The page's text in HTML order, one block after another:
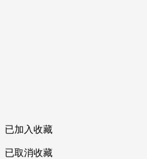
已加入收藏
已取消收藏